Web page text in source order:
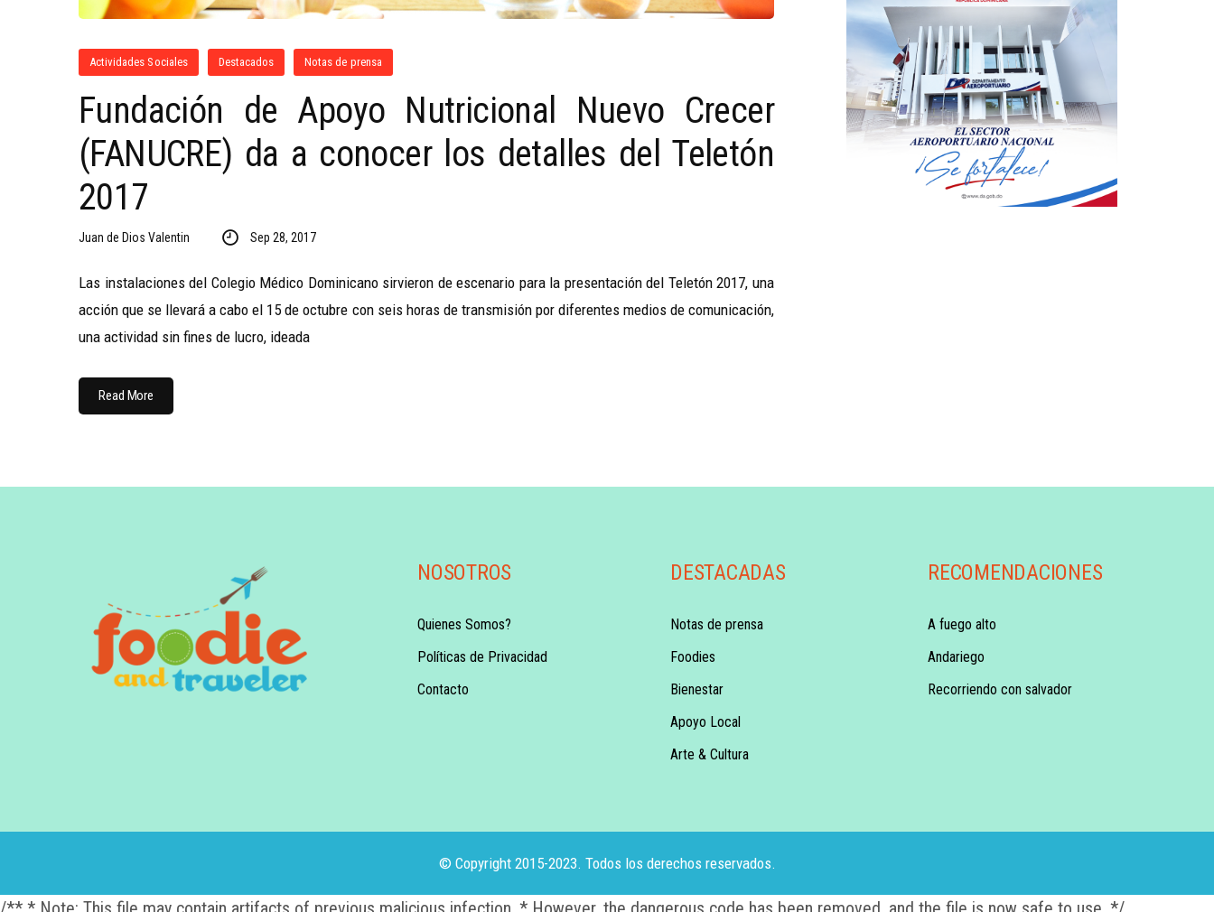
Actividades Sociales Destacados Notas de prensa
Fundación de Apoyo Nutricional Nuevo Crecer
(FANUCRE) da a conocer los detalles del Teletón
2017
Juan de Dios Valentin Sep 28, 2017
Las instalaciones del Colegio Médico Dominicano sirvieron de escenario para la presentación del Teletón 2017, una
acción que se llevará a cabo el 15 de octubre con seis horas de transmisión por diferentes medios de comunicación,
una actividad sin fines de lucro, ideada
Read More
NOSOTROS
Quienes Somos?
Políticas de Privacidad
Contacto
DESTACADAS
Notas de prensa
Foodies
Bienestar
Apoyo Local
Arte & Cultura
RECOMENDACIONES
A fuego alto
Andariego
Recorriendo con salvador
© Copyright 2015-2023. Todos los derechos reservados.